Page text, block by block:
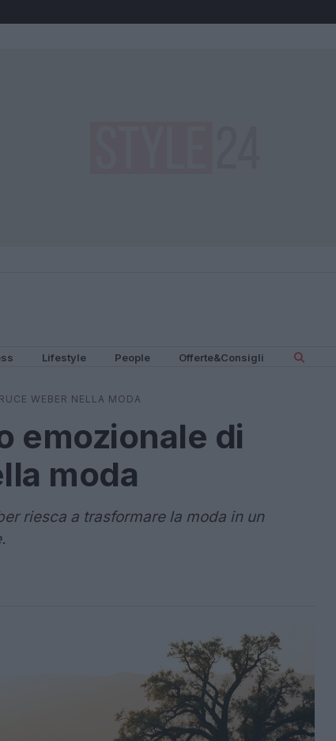
Lifestyle People Offerte&Consigli
WEBER NELLA MODA
emozionale di
moda
riesca a trasformare la moda in un